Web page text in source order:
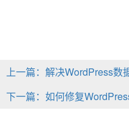
上一篇：解决WordPress数
下一篇：如何修复